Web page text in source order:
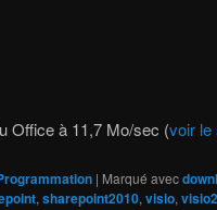
Office à 11,7 Mo/sec (voir le
| Marqué avec
, sharepoint2010, visio,